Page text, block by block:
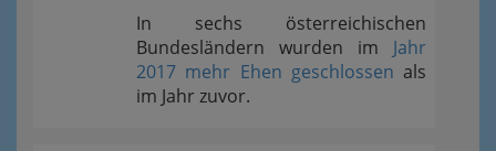
In sechs österreichischen
Bundesländern wurden im Jahr
2017 mehr Ehen geschlossen als
im Jahr zuvor.